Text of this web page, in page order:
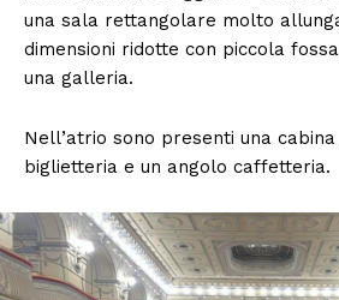
una sala rettangolare molto
dimensioni ridotte con piccola
una galleria.
Nell’atrio sono presenti una
biglietteria e un angolo caffetteria.